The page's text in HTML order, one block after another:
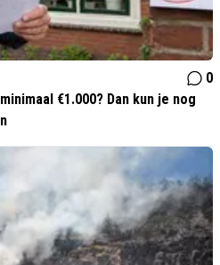
0
€1.000? Dan kun je nog